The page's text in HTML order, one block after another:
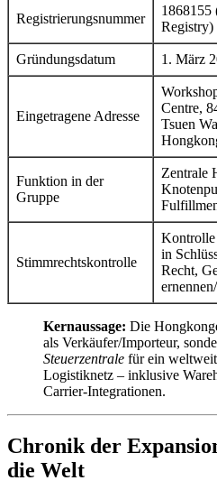
Registrierungsnummer
1868155
Registry)
Gründungsdatum 1. März
Eingetragene Adresse
Centre,
Tsuen
Funktion in der
Gruppe
Zentrale
Stimmrechtskontrolle
Kontrolle
in
Recht,
Kernaussage: Die
als Verkäufer/Importeur,
Steuerzentrale für ein
Logistiknetz – inklusive
Carrier-Integrationen.
Chronik der
die Welt